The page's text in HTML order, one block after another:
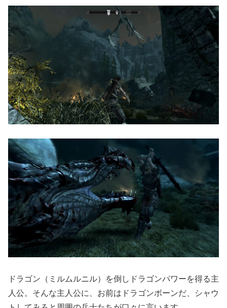
ドラゴン（ミルムルニル）を倒しドラゴンパワーを得る主
人公。そんな主人公に、お前はドラゴンボーンだ、シャウ